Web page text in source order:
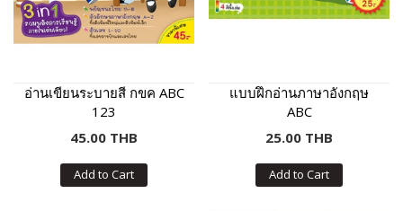
อ่านเขียนระบายสี กขค ABC
123
45.00 THB
Add to Cart
แบบฝึกอ่านภาษาอังกฤษ
ABC
25.00 THB
Add to Cart